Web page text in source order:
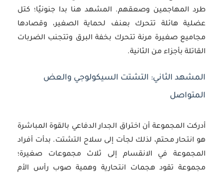
طرد المهاجمين وصعقهم. المشهد هنا بدا جنونيًا؛ كتل
عضلية هائلة تتحرك بعنف لحماية الصغير، وقصادها
مجاميع صغيرة مرنة تتحرك بخفة البرق وتتجنب الضربات
القاتلة بأجزاء من الثانية.
المشهد الثاني: التشتت السيكولوجي والعض
المتواصل
أدركت المجموعة أن اختراق الجدار الدفاعي بالقوة المباشرة
هو انتحار محتم، لذلك لجأت إلى سلاح التشتت. بدأت أفراد
المجموعة في الانقسام إلى ثلاث مجموعات صغيرة؛
مجموعة تقود هجمات انتحارية وهمية صوب رأس الأم